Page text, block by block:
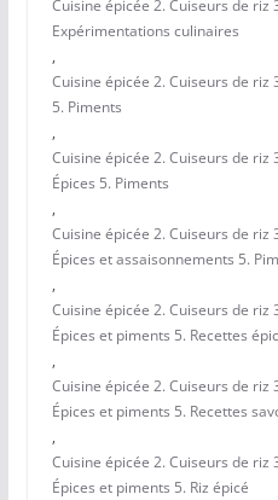
Cuisine épicée 2. Cuiseurs de riz
Expérimentations culinaires
,
Cuisine épicée 2. Cuiseurs de riz
5. Piments
,
Cuisine épicée 2. Cuiseurs de
Épices 5. Piments
,
Cuisine épicée 2. Cuiseurs de
Épices et assaisonnements 5.
,
Cuisine épicée 2. Cuiseurs de
Épices et piments 5. Recettes
,
Cuisine épicée 2. Cuiseurs de
Épices et piments 5. Recettes
,
Cuisine épicée 2. Cuiseurs de
Épices et piments 5. Riz épicé